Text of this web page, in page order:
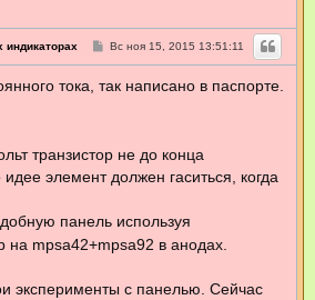
индикаторах
С
б
е
Вс ноя 15, 2015 13:51:11
тока, так написано в паспорте.
транзистор не до конца
элемент должен гаситься, когда
панель используя
на mpsa42+mpsa92 в анодах.
эксперименты с панелью. Сейчас